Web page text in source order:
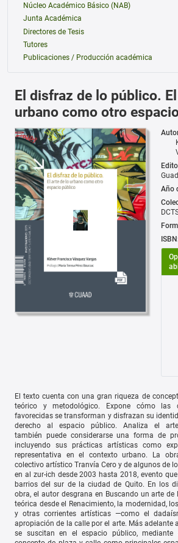
Núcleo Académico Básico (NAB)
Junta Académica
Directores de Tesis
Tutores
Publicaciones / Producción académica
El disfraz de lo público.
urbano como otro
Año
El texto cuenta con una gran riqueza de
teórico y metodológico. Expone cómo las
favorecidas se transforman y disfrazan su
derecho al espacio público. Analiza el
también puede considerarse una forma de
incluyendo sus prácticas artísticas como
representativa en el contexto urbano. La
colectivo artístico Tranvía Cero y de algunos de
en al zur-ich desde 2003 hasta 2018, evento
barrios del sur de la ciudad de Quito. En los
obra, el autor desgrana en Buscando un arte
teórica desde el Renacimiento, la modernidad,
y otras corrientes artísticas —como el
apropiación de la calle por el arte. Más adelante
se suscitan en el espacio público, mediante